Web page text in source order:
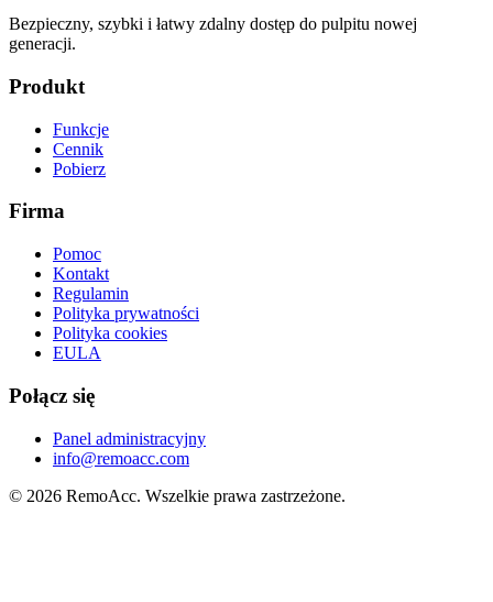
Bezpieczny, szybki i łatwy zdalny dostęp do pulpitu nowej
generacji.
Produkt
Funkcje
Cennik
Pobierz
Firma
Pomoc
Kontakt
Regulamin
Polityka prywatności
Polityka cookies
EULA
Połącz się
Panel administracyjny
info@remoacc.com
© 2026 RemoAcc. Wszelkie prawa zastrzeżone.